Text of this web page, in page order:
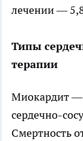
лечении —
Типы
терапии
Миокардит —
сердечно-
Смертность